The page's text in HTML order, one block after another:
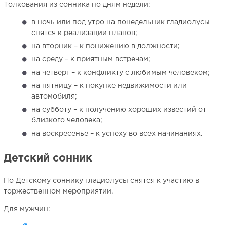
Толкования из сонника по дням недели:
в ночь или под утро на понедельник гладиолусы
снятся к реализации планов;
на вторник – к понижению в должности;
на среду – к приятным встречам;
на четверг – к конфликту с любимым человеком;
на пятницу – к покупке недвижимости или
автомобиля;
на субботу – к получению хороших известий от
близкого человека;
на воскресенье – к успеху во всех начинаниях.
Детский сонник
По Детскому соннику гладиолусы снятся к участию в
торжественном мероприятии.
Для мужчин: